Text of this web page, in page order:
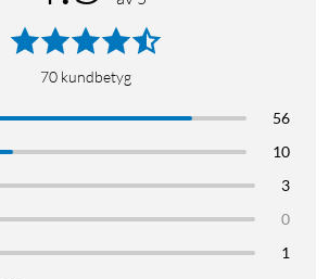
70 kundbetyg
56
10
3
0
1